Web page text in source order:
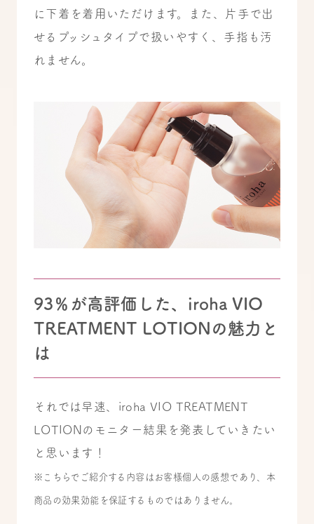
に下着を着用いただけます。また、片手で出
せるプッシュタイプで扱いやすく、手指も汚
れません。
93％が高評価した、iroha VIO
TREATMENT LOTIONの魅力と
は
それでは早速、iroha VIO TREATMENT
LOTIONのモニター結果を発表していきたい
と思います！
※こちらでご紹介する内容はお客様個人の感想であり、本
商品の効果効能を保証するものではありません。